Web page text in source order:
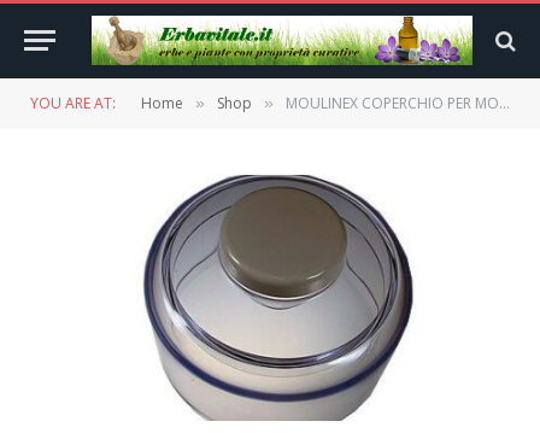
YOU ARE AT: Home » Shop » MOULINEX COPERCHIO PER MOULINEX TRITATUTTO DPA-141